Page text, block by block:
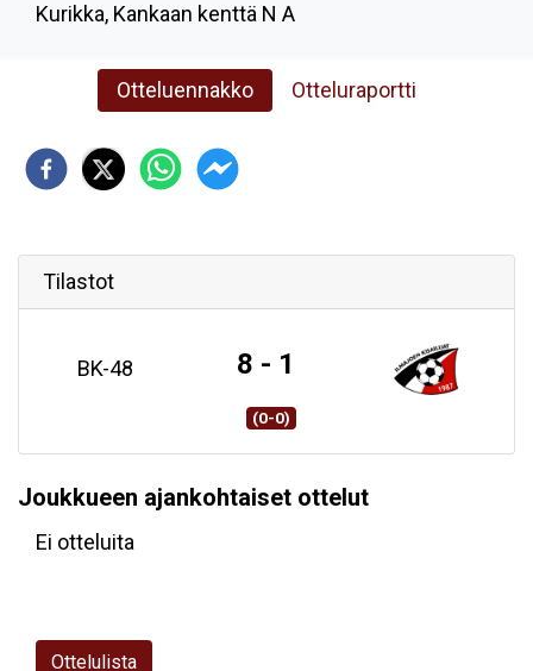
Kurikka, Kankaan kenttä N A
Otteluennakko Otteluraportti
Tilastot
BK-48 8 - 1
(0-0)
Joukkueen ajankohtaiset ottelut
Ei otteluita
Ottelulista